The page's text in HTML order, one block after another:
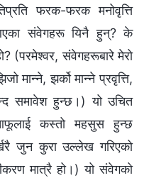
फरक-फरक मनोवृत्ति
संवेगहरू यिनै हुन्? के
(परमेश्‍वर, संवेगहरूबारे मेरो
मान्‍ने, झर्को मान्‍ने प्रवृत्ति,
समावेश हुन्छ।) यो उचित
कस्तो महसुस हुन्छ
जुन कुरा उल्‍लेख गरिएको
मात्रै हो।) यो संवेगको